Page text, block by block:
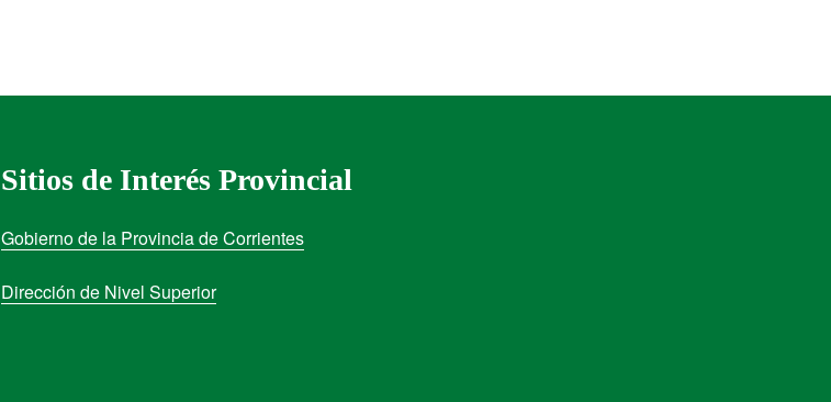
Sitios de Interés Provincial
Gobierno de la Provincia de Corrientes
Dirección de Nivel Superior